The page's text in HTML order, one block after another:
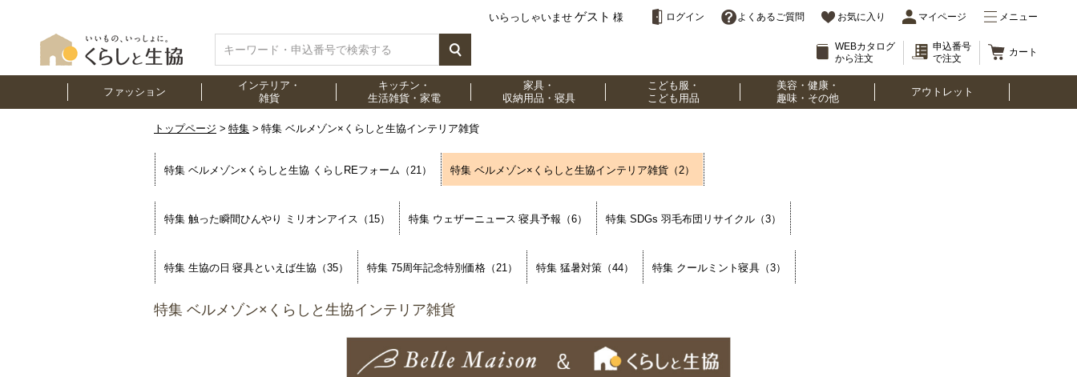
いらっしゃいませ ゲスト 様 ログイン よくあるご質問 お気に入り マイページ メニュー
WEBカタログ
から注文
申込番号
で注文
カート
ファッション
インテリア・
雑貨
キッチン・
生活雑貨・家電
家具・
収納用品・寝具
こども服・
こども用品
美容・健康・
趣味・その他
アウトレット
トップページ 特集 特集 ベルメゾン×くらしと生協インテリア雑貨
特集 ベルメゾン×くらしと生協 くらしREフォーム（21） 特集 ベルメゾン×くらしと生協インテリア雑貨（2）
特集 触った瞬間ひんやり ミリオンアイス（15） 特集 ウェザーニュース 寝具予報（6） 特集 SDGs 羽毛布団リサイクル（3）
特集 生協の日 寝具といえば生協（35） 特集 75周年記念特別価格（21） 特集 猛暑対策（44） 特集 クールミント寝具（3）
特集 ベルメゾン×くらしと生協インテリア雑貨